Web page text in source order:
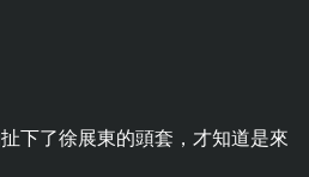
下了徐展東的頭套，才知道是來